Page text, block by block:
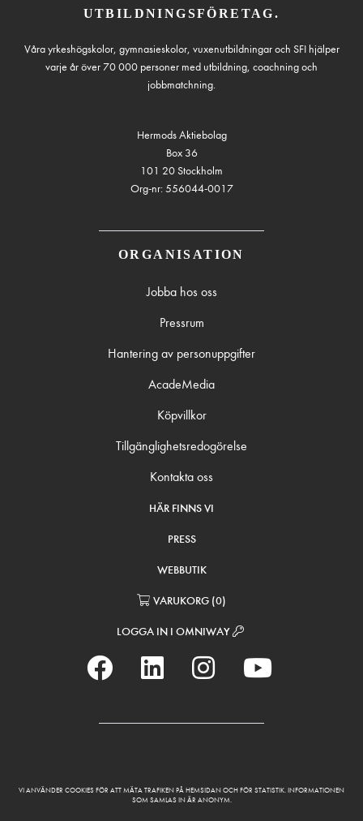
UTBILDNINGSFÖRETAG.
Våra yrkeshögskolor, gymnasieskolor, vuxenutbildningar och SFI hjälper
varje år över 70 000 personer med utbildning, coachning och
jobbmatchning.
Hermods Aktiebolag
Box 36
101 20 Stockholm
Org-nr: 556044-0017
ORGANISATION
Jobba hos oss
Pressrum
Hantering av personuppgifter
AcadeMedia
Köpvillkor
Tillgänglighetsredogörelse
Kontakta oss
HÄR FINNS VI
PRESS
WEBBUTIK
VARUKORG (0)
LOGGA IN I OMNIWAY
VI ANVÄNDER COOKIES FÖR ATT MÄTA TRAFIKEN PÅ HEMSIDAN OCH FÖR STATISTIK. INFORMATIONEN
SOM SAMLAS IN ÄR ANONYM.